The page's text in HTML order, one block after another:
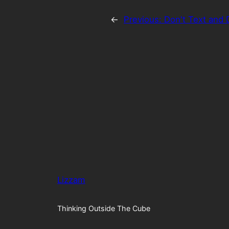
← Previous: Don't Text and
Lizzam
Thinking Outside The Cube